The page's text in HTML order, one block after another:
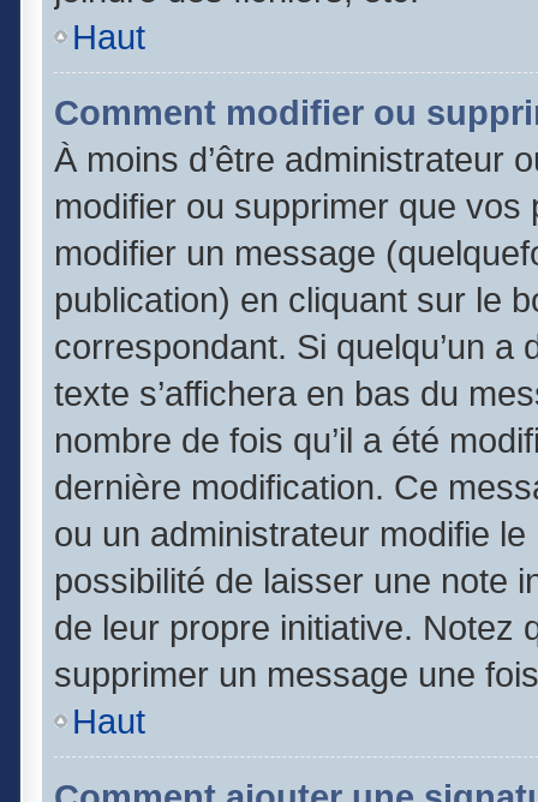
Haut
Comment modifier ou
À moins d’être administrateur
modifier ou supprimer que
modifier un message
publication) en cliquant sur le
correspondant. Si quelqu’un
texte s’affichera en bas du
nombre de fois qu’il a été
dernière modification. Ce
ou un administrateur modifie
possibilité de laisser une note
de leur propre initiative. Notez
supprimer un message une
Haut